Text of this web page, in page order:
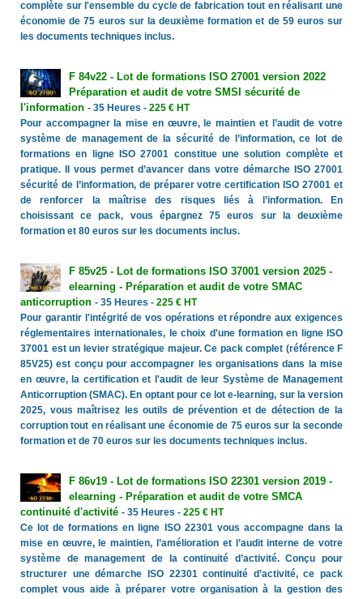
complète sur l'ensemble du cycle de fabrication tout en réalisant une
économie de 75 euros sur la deuxième formation et de 59 euros sur
les documents techniques inclus.
F 84v22 - Lot de formations ISO 27001 version 2022
Préparation et audit de votre SMSI sécurité de
l'information - 35 Heures - 225 € HT
Pour accompagner la mise en œuvre, le maintien et l’audit de votre
système de management de la sécurité de l’information, ce lot de
formations en ligne ISO 27001 constitue une solution complète et
pratique. Il vous permet d’avancer dans votre démarche ISO 27001
sécurité de l’information, de préparer votre certification ISO 27001 et
de renforcer la maîtrise des risques liés à l’information. En
choisissant ce pack, vous épargnez 75 euros sur la deuxième
formation et 80 euros sur les documents inclus.
F 85v25 - Lot de formations ISO 37001 version 2025 -
elearning - Préparation et audit de votre SMAC
anticorruption - 35 Heures - 225 € HT
Pour garantir l'intégrité de vos opérations et répondre aux exigences
réglementaires internationales, le choix d'une formation en ligne ISO
37001 est un levier stratégique majeur. Ce pack complet (référence F
85V25) est conçu pour accompagner les organisations dans la mise
en œuvre, la certification et l'audit de leur Système de Management
Anticorruption (SMAC). En optant pour ce lot e-learning, sur la version
2025, vous maîtrisez les outils de prévention et de détection de la
corruption tout en réalisant une économie de 75 euros sur la seconde
formation et de 70 euros sur les documents techniques inclus.
F 86v19 - Lot de formations ISO 22301 version 2019 -
elearning - Préparation et audit de votre SMCA
continuité d'activité - 35 Heures - 225 € HT
Ce lot de formations en ligne ISO 22301 vous accompagne dans la
mise en œuvre, le maintien, l’amélioration et l’audit interne de votre
système de management de la continuité d’activité. Conçu pour
structurer une démarche ISO 22301 continuité d’activité, ce pack
complet vous aide à préparer votre organisation à la gestion des